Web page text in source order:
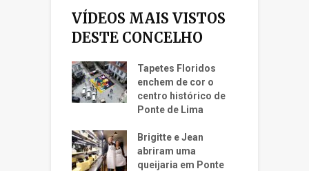
VÍDEOS MAIS VISTOS
DESTE CONCELHO
Tapetes Floridos
enchem de cor o
centro histórico de
Ponte de Lima
Brigitte e Jean
abriram uma
queijaria em Ponte